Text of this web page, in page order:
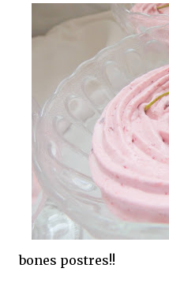
bones postres!!